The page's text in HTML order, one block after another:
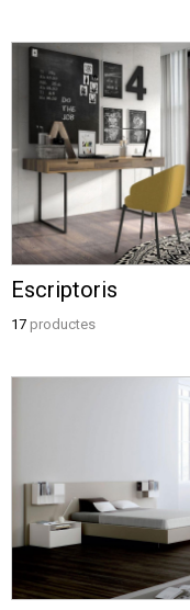
Escriptoris
17 productes